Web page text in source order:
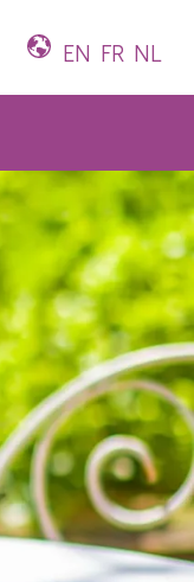
EN FR NL